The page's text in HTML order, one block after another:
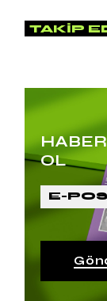
TAKIP
OL